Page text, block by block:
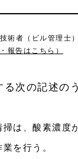
術者（ビル管理
報告はこちら）
次の記述の
掃は、酸素濃度
を行う。